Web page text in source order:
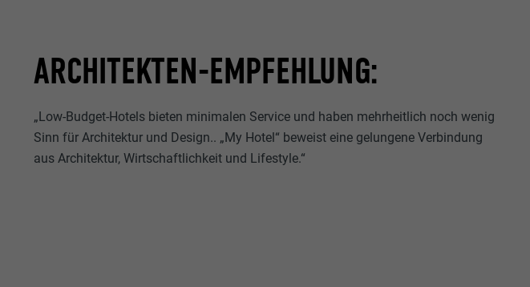
ARCHITEKTEN-EMPFEHLUNG:
„Low-Budget-Hotels bieten minimalen Service und haben mehrheitlich noch wenig
Sinn für Architektur und Design.. „My Hotel“ beweist eine gelungene Verbindung
aus Architektur, Wirtschaftlichkeit und Lifestyle.“